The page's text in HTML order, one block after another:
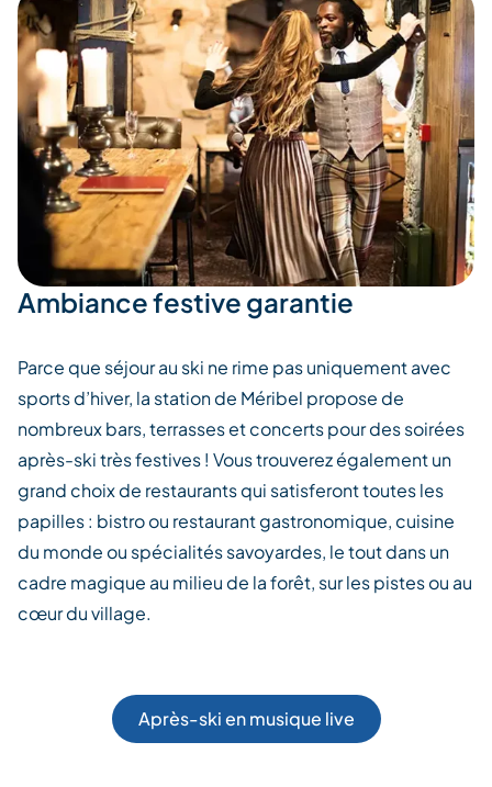
Ambiance festive garantie
Parce que séjour au ski ne rime pas uniquement avec
sports d’hiver, la station de Méribel propose de
nombreux bars, terrasses et concerts pour des soirées
après-ski très festives ! Vous trouverez également un
grand choix de restaurants qui satisferont toutes les
papilles : bistro ou restaurant gastronomique, cuisine
du monde ou spécialités savoyardes, le tout dans un
cadre magique au milieu de la forêt, sur les pistes ou au
cœur du village.
Après-ski en musique live